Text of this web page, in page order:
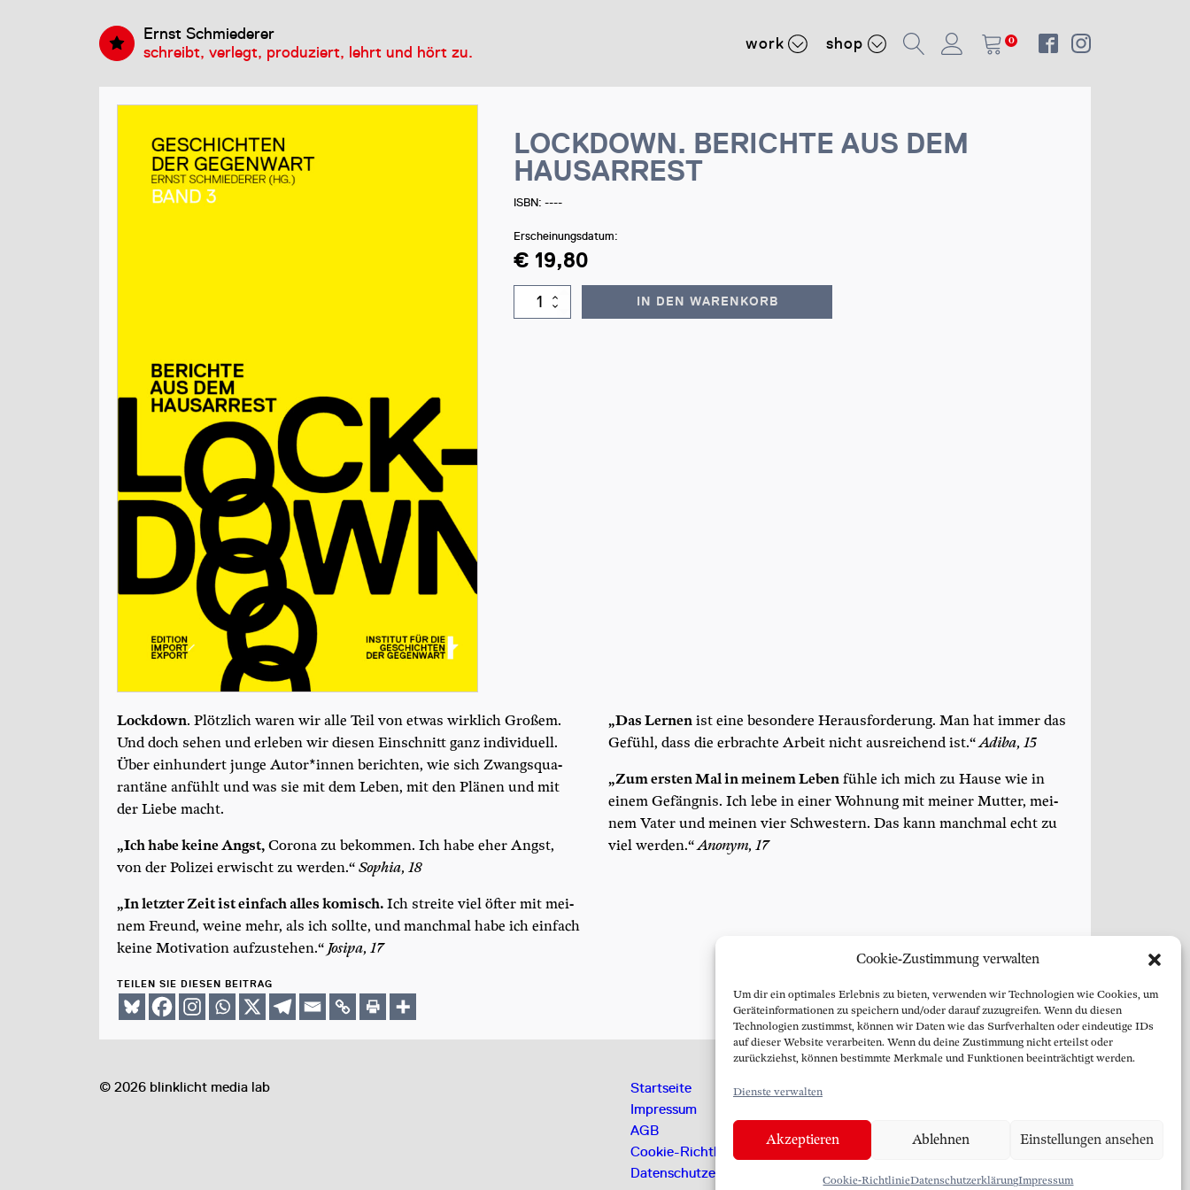
Cookie-Zustimmung verwalten
Um dir ein optimales Erlebnis zu bieten, verwenden wir Technologien wie Cookies, um
Geräteinformationen zu speichern und/oder darauf zuzugreifen. Wenn du diesen
Technologien zustimmst, können wir Daten wie das Surfverhalten oder eindeutige IDs
auf dieser Website verarbeiten. Wenn du deine Zustimmung nicht erteilst oder
zurückziehst, können bestimmte Merkmale und Funktionen beeinträchtigt werden.
Dienste verwalten
Akzeptieren Ablehnen Einstellungen ansehen
Cookie-RichtlinieDatenschutzerklärungImpressum
Ernst Schmiederer
schreibt, verlegt, produziert, lehrt und hört zu.
work shop 0
LOCKDOWN. BERICHTE AUS DEM
HAUSARREST
ISBN: ----
Erscheinungsdatum:
€ 19,80
LOCKDOWN.
BERICHTE
IN DEN WARENKORB
Lock­down. Plötz­lich waren wir alle Teil von etwas wirk­lich Gro­ßem.
Und doch sehen und erle­ben wir die­sen Ein­schnitt ganz indi­vi­du­ell.
Über ein­hun­dert jun­ge Autor*innen berich­ten, wie sich Zwangs­qua­
ran­tä­ne anfühlt und was sie mit dem Leben, mit den Plä­nen und mit
der Lie­be macht.
„Ich habe kei­ne Angst, Coro­na zu bekom­men. Ich habe eher Angst,
von der Poli­zei erwischt zu wer­den.“ Sophia, 18
„In letz­ter Zeit ist ein­fach alles komisch. Ich strei­te viel öfter mit mei­
nem Freund, wei­ne mehr, als ich soll­te, und manch­mal habe ich ein­fach
kei­ne Moti­va­ti­on auf­zu­ste­hen.“ Josi­pa, 17
„Das Ler­nen ist eine beson­de­re Her­aus­for­de­rung. Man hat immer das
Gefühl, dass die erbrach­te Arbeit nicht aus­rei­chend ist.“Adi­ba, 15
„Zum ers­ten Mal in mei­nem Leben füh­le ich mich zu Hau­se wie in
einem Gefäng­nis. Ich lebe in einer Woh­nung mit mei­ner Mut­ter, mei­
nem Vater und mei­nen vier Schwes­tern. Das kann manch­mal echt zu
viel wer­den.“Anonym, 17
TEILEN SIE DIESEN BEITRAG
© 2026 blinklicht media lab
Startseite
Impressum
AGB
Cookie-Richtlinie (EU)
Datenschutzerklärung
1020 Wien
UID: ATU 62892007